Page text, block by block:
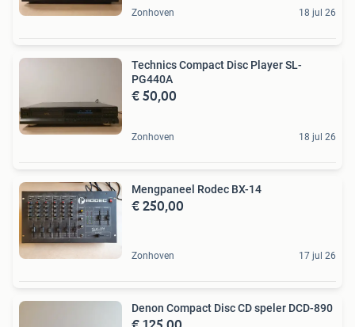
Zonhoven 18 jul 26
Technics Compact Disc Player SL-
PG440A
€ 50,00
Zonhoven 18 jul 26
Mengpaneel Rodec BX-14
€ 250,00
Zonhoven 17 jul 26
Denon Compact Disc CD speler DCD-890